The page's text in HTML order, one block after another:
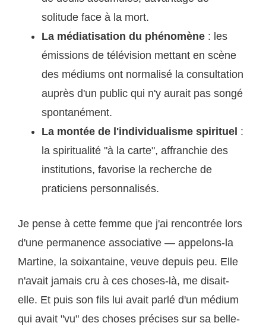
solitude face à la mort.
La médiatisation du phénomène : les
émissions de télévision mettant en scène
des médiums ont normalisé la consultation
auprès d'un public qui n'y aurait pas songé
spontanément.
La montée de l'individualisme spirituel :
la spiritualité "à la carte", affranchie des
institutions, favorise la recherche de
praticiens personnalisés.
Je pense à cette femme que j'ai rencontrée lors
d'une permanence associative — appelons-la
Martine, la soixantaine, veuve depuis peu. Elle
n'avait jamais cru à ces choses-là, me disait-
elle. Et puis son fils lui avait parlé d'un médium
qui avait "vu" des choses précises sur sa belle-